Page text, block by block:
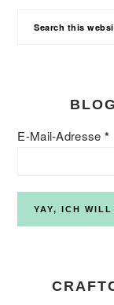
E-Mail-Adresse *